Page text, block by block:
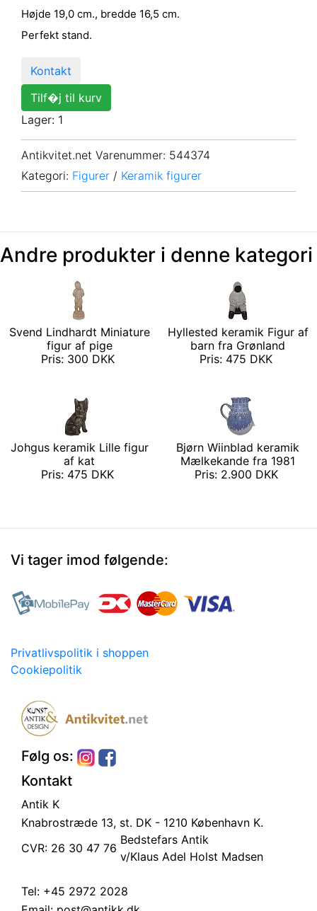
Højde 19,0 cm., bredde 16,5 cm.
Perfekt stand.
Kontakt
Tilf�j til kurv
Lager: 1
Antikvitet.net Varenummer: 544374
Kategori: Figurer / Keramik figurer
Andre produkter i denne kategori
Svend Lindhardt Miniature
figur af pige
Pris: 300 DKK
Hyllested keramik Figur af
barn fra Grønland
Pris: 475 DKK
Johgus keramik Lille figur
af kat
Pris: 475 DKK
Bjørn Wiinblad keramik
Mælkekande fra 1981
Pris: 2.900 DKK
Vi tager imod følgende:
Privatlivspolitik i shoppen
Cookiepolitik
Følg os:
Kontakt
Antik K
Knabrostræde 13, st. DK - 1210 København K.
CVR: 26 30 47 76
Bedstefars Antik
v/Klaus Adel Holst Madsen
Tel: +45 2972 2028